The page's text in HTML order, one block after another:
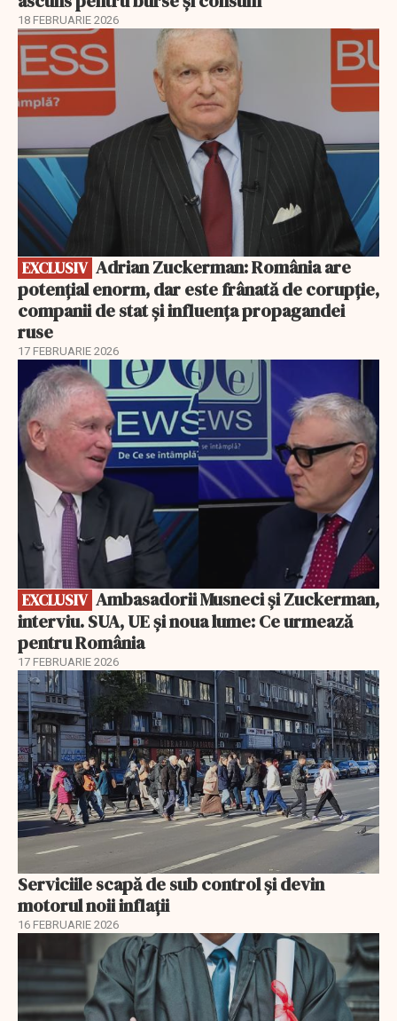
18 FEBRUARIE 2026
EXCLUSIV
EXCLUSIV
potențial enorm, dar este frânată de corupție,
companii de stat și influența propagandei
ruse
17 FEBRUARIE 2026
EXCLUSIV
EXCLUSIV
interviu. SUA, UE și noua lume: Ce urmează
pentru România
17 FEBRUARIE 2026
Serviciile scapă de sub control și devin
motorul noii inflații
16 FEBRUARIE 2026